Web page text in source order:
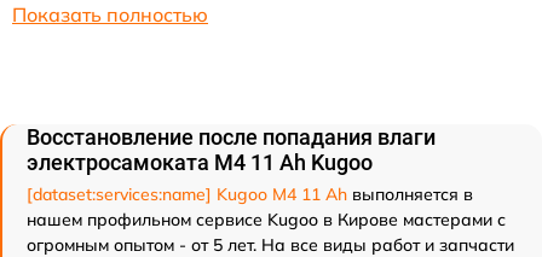
Показать полностью
Восстановление после попадания влаги
электросамоката M4 11 Ah Kugoo
[dataset:services:name] Kugoo M4 11 Ah выполняется в
нашем профильном сервисе Kugoo в Кирове мастерами с
огромным опытом - от 5 лет. На все виды работ и запчасти